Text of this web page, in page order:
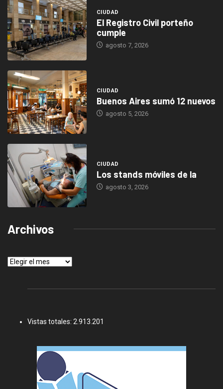
CIUDAD
El Registro Civil porteño
cumple
agosto 7, 2026
CIUDAD
Buenos Aires sumó 12 nuevos
agosto 5, 2026
CIUDAD
Los stands móviles de la
agosto 3, 2026
Archivos
Archivos
Vistas totales: 2.913.201